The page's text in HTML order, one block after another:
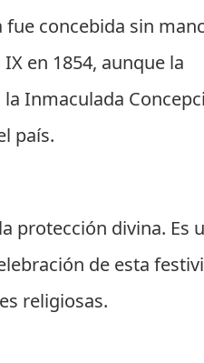
concebida sin
en 1854, aunque la
Inmaculada
país.
protección divina. Es
de esta
religiosas.